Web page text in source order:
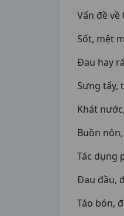
Vấn đề
Sốt, mệt
Đau hay
Sưng tấy,
Khát
Buồn
Tác dụng
Đau đầu,
Táo bón,